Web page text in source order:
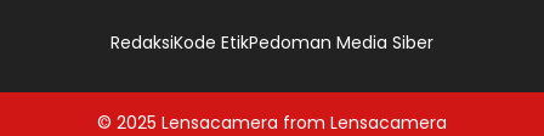
RedaksiKode EtikPedoman Media Siber
© 2025 Lensacamera from Lensacamera